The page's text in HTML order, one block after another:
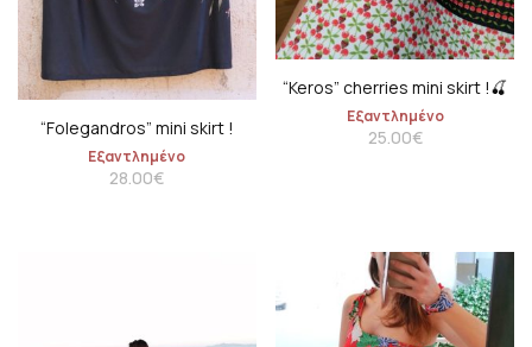
“Folegandros” mini skirt !
Εξαντλημένο
28.00€
“Keros” cherries mini skirt !🍒
Εξαντλημένο
25.00€